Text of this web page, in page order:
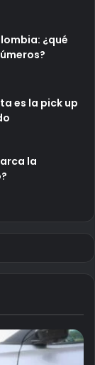
¿qué
es la pick up
la